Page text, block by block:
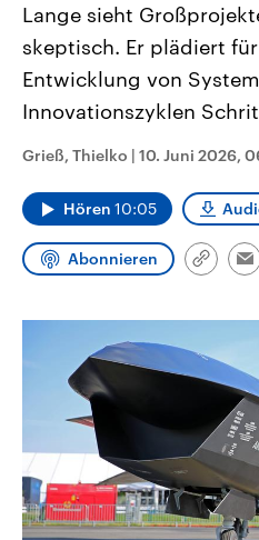
Landtagswahl Sachsen-Anhalt
2026
Alle Informationen
Sachsen-Anhalt wählt am 6.
September 2026 einen neuen
Bundesland von einer
CDU, SPD und FDP regiert.-
Wahlprogramme, aktuelle
und Hintergründe zu den
Wahl.
Sendungen Programm
Audio-Archiv
Lange sieht
skeptisch. Er plädiert
Entwicklung von
Innovationszyklen
Grieß, Thielko | 10. Juni 2026,
Hören 10:05
Abonnieren
Link